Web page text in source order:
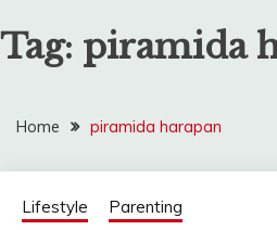
Tag: piramida
Home piramida harapan
Lifestyle Parenting